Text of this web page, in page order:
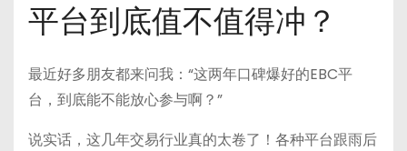
平台到底值不值得冲？
最近好多朋友都来问我：“这两年口碑爆好的EBC平
台，到底能不能放心参与啊？”
说实话，这几年交易行业真的太卷了！各种平台跟雨后